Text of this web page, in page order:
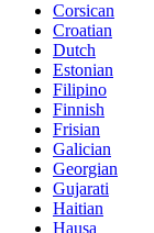
Corsican
Croatian
Dutch
Estonian
Filipino
Finnish
Frisian
Galician
Georgian
Gujarati
Haitian
Hausa